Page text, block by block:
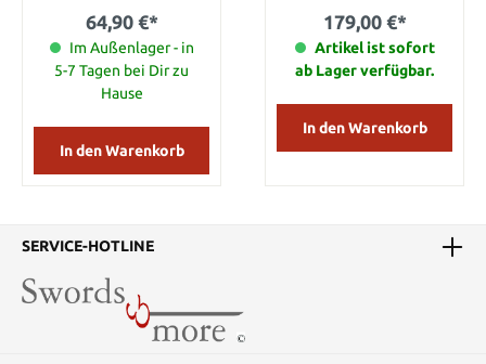
64,90 €*
Im Außenlager - in
5-7 Tagen bei Dir zu
Hause
In den Warenkorb
gefaltete Blade Schwert !
Das Schwert des
Daywalker (Wesley
Blade!!! Das Schwert
besteht aus
und ist ca. 85,5 cm lang.
179,00 €*
Artikel ist sofort
ab Lager verfügbar.
In den Warenkorb
SERVICE-HOTLINE